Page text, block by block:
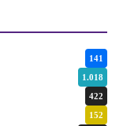
141
1.018
422
152